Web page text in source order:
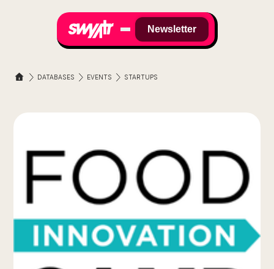
Newsletter
DATABASES EVENTS STARTUPS